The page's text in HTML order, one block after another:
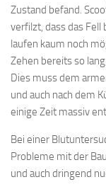
Zustand befand.
verfilzt, dass das
laufen kaum noch
Zehen bereits so
Dies muss dem
und auch nach dem
einige Zeit massiv
Bei einer
Probleme mit der
und auch dringend